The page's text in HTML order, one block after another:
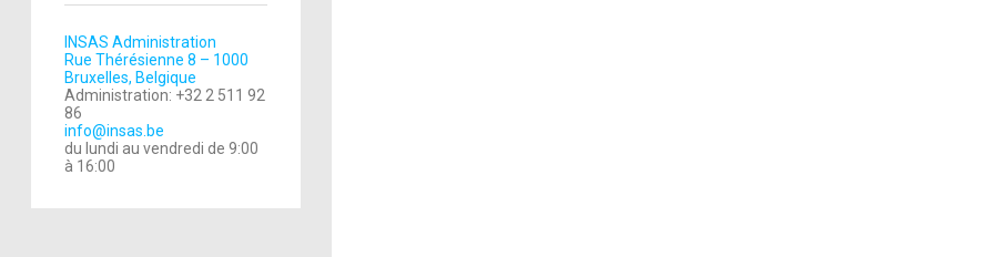
INSAS Administration
Rue Thérésienne 8 – 1000
Bruxelles, Belgique
Administration: +32 2 511 92
86
info@insas.be
du lundi au vendredi de 9:00
à 16:00